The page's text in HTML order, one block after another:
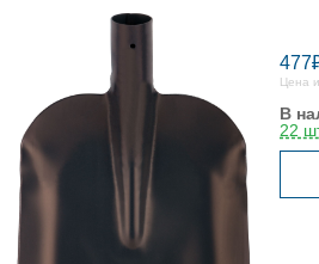
Цена
В
22